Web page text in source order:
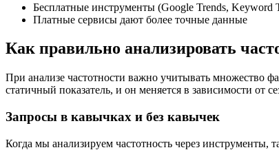
Бесплатные инструменты (Google Trends, Keyword
Платные сервисы дают более точные данные
Как правильно анализировать
При анализе частотности важно учитывать множество
статичный показатель, и он меняется в зависимости от
Запросы в кавычках и без кавычек
Когда мы анализируем частотность через инструменты,